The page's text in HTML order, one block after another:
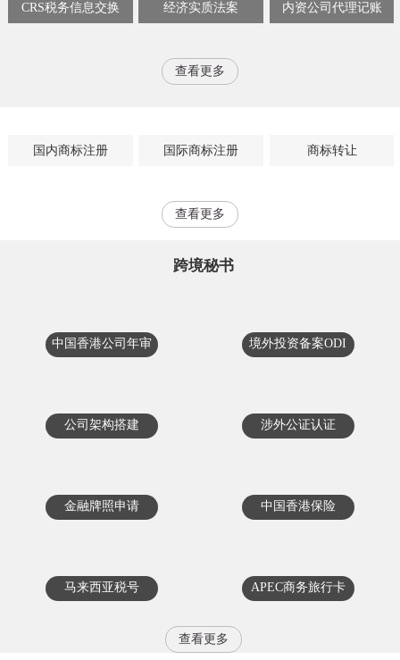
CRS税务信息交换 经济实质法案 内资公司代理记账
查看更多
国内商标注册 国际商标注册 商标转让
查看更多
跨境秘书
中国香港公司年审 境外投资备案ODI
公司架构搭建 涉外公证认证
金融牌照申请 中国香港保险
马来西亚税号 APEC商务旅行卡
查看更多